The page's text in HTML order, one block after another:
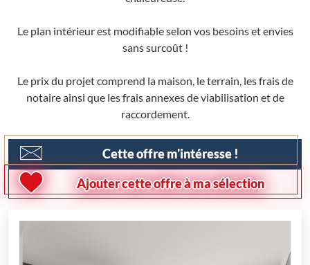
Le plan intérieur est modifiable selon vos besoins et envies
sans surcoût !
Le prix du projet comprend la maison, le terrain, les frais de
notaire ainsi que les frais annexes de viabilisation et de
raccordement.
Cette offre m'intéresse !
Ajouter cette offre à ma sélection